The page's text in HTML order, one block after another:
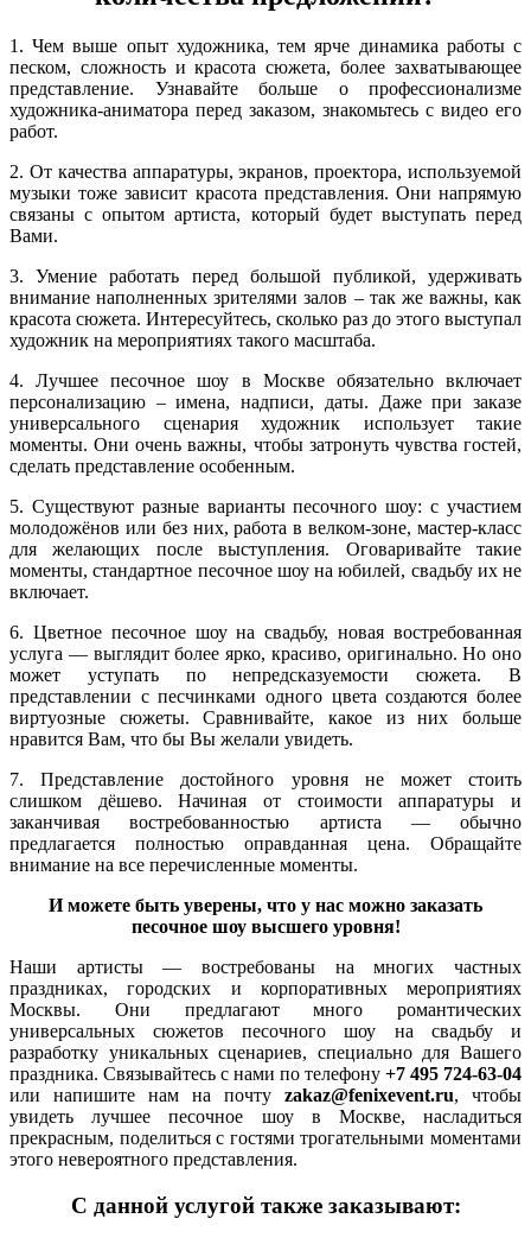
1. Чем выше опыт художника, тем ярче динамика работы с
песком, сложность и красота сюжета, более захватывающее
представление. Узнавайте больше о профессионализме
художника-аниматора перед заказом, знакомьтесь с видео его
работ.
2. От качества аппаратуры, экранов, проектора, используемой
музыки тоже зависит красота представления. Они напрямую
связаны с опытом артиста, который будет выступать перед
Вами.
3. Умение работать перед большой публикой, удерживать
внимание наполненных зрителями залов – так же важны, как
красота сюжета. Интересуйтесь, сколько раз до этого выступал
художник на мероприятиях такого масштаба.
4. Лучшее песочное шоу в Москве обязательно включает
персонализацию – имена, надписи, даты. Даже при заказе
универсального сценария художник использует такие
моменты. Они очень важны, чтобы затронуть чувства гостей,
сделать представление особенным.
5. Существуют разные варианты песочного шоу: с участием
молодожёнов или без них, работа в велком-зоне, мастер-класс
для желающих после выступления. Оговаривайте такие
моменты, стандартное песочное шоу на юбилей, свадьбу их не
включает.
6. Цветное песочное шоу на свадьбу, новая востребованная
услуга — выглядит более ярко, красиво, оригинально. Но оно
может уступать по непредсказуемости сюжета. В
представлении с песчинками одного цвета создаются более
виртуозные сюжеты. Сравнивайте, какое из них больше
нравится Вам, что бы Вы желали увидеть.
7. Представление достойного уровня не может стоить
слишком дёшево. Начиная от стоимости аппаратуры и
заканчивая востребованностью артиста — обычно
предлагается полностью оправданная цена. Обращайте
внимание на все перечисленные моменты.
И можете быть уверены, что у нас можно заказать
песочное шоу высшего уровня!
Наши артисты — востребованы на многих частных
праздниках, городских и корпоративных мероприятиях
Москвы. Они предлагают много романтических
универсальных сюжетов песочного шоу на свадьбу и
разработку уникальных сценариев, специально для Вашего
праздника. Связывайтесь с нами по телефону +7 495 724-63-04
или напишите нам на почту zakaz@fenixevent.ru, чтобы
увидеть лучшее песочное шоу в Москве, насладиться
прекрасным, поделиться с гостями трогательными моментами
этого невероятного представления.
С данной услугой также заказывают: